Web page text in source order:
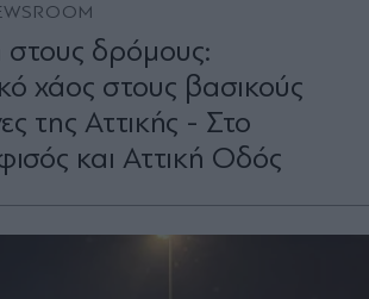
στους δρόμους:
χάος στους βασικούς
της Αττικής - Στο
και Αττική Οδός